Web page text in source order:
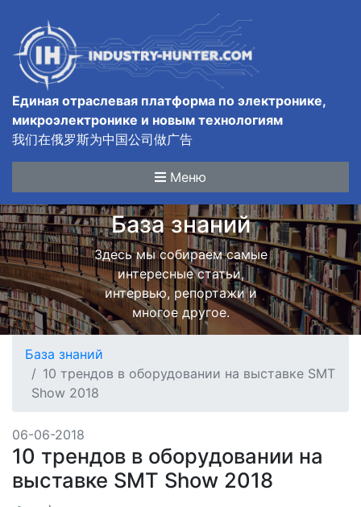
Единая отраслевая платформа по электронике,
микроэлектронике и новым технологиям
我们在俄罗斯为中国公司做广告
Меню
База знаний
Здесь мы собираем самые
интересные статьи,
интервью, репортажи и
многое другое.
База знаний
10 трендов в оборудовании на выставке SMT
Show 2018
06-06-2018
10 трендов в оборудовании на
выставке SMT Show 2018